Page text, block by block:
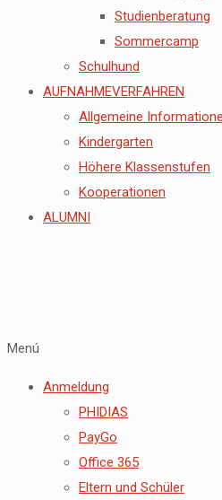
Studienberatung
Sommercamp
Schulhund
AUFNAHMEVERFAHREN
Allgemeine
Kindergarten
Höhere Klassenstufen
Kooperationen
ALUMNI
Menú
Anmeldung
PHIDIAS
PayGo
Office 365
Eltern und Schüler